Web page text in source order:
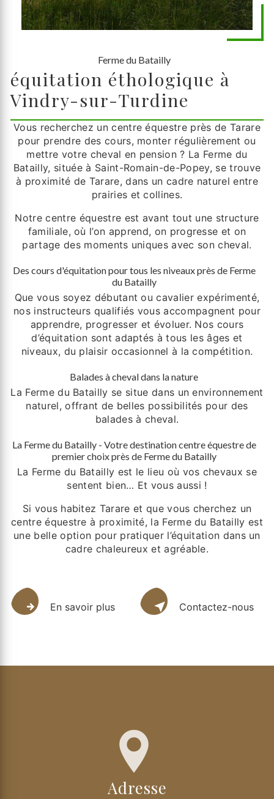
Ferme du Batailly
équitation éthologique à
Vindry-sur-Turdine
Vous recherchez un centre équestre près de Tarare
pour prendre des cours, monter régulièrement ou
mettre votre cheval en pension ? La Ferme du
Batailly, située à Saint-Romain-de-Popey, se trouve
à proximité de Tarare, dans un cadre naturel entre
prairies et collines.
Notre centre équestre est avant tout une structure
familiale, où l’on apprend, on progresse et on
partage des moments uniques avec son cheval.
Des cours d'équitation pour tous les niveaux près de Ferme
du Batailly
Que vous soyez débutant ou cavalier expérimenté,
nos instructeurs qualifiés vous accompagnent pour
apprendre, progresser et évoluer. Nos cours
d’équitation sont adaptés à tous les âges et
niveaux, du plaisir occasionnel à la compétition.
Balades à cheval dans la nature
La Ferme du Batailly se situe dans un environnement
naturel, offrant de belles possibilités pour des
balades à cheval.
La Ferme du Batailly - Votre destination centre équestre de
premier choix près de Ferme du Batailly
La Ferme du Batailly est le lieu où vos chevaux se
sentent bien… Et vous aussi !
Si vous habitez Tarare et que vous cherchez un
centre équestre à proximité, la Ferme du Batailly est
une belle option pour pratiquer l’équitation dans un
cadre chaleureux et agréable.
En savoir plus Contactez-nous
Adresse